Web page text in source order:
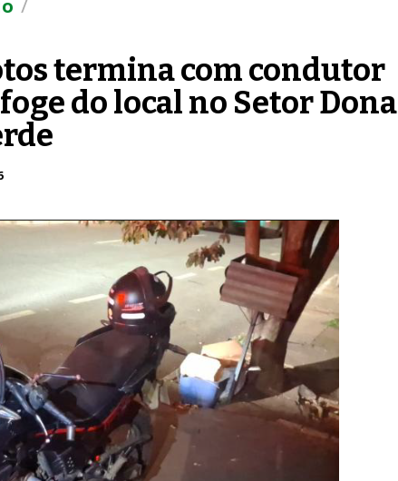
termina com condutor
do local no Setor Dona